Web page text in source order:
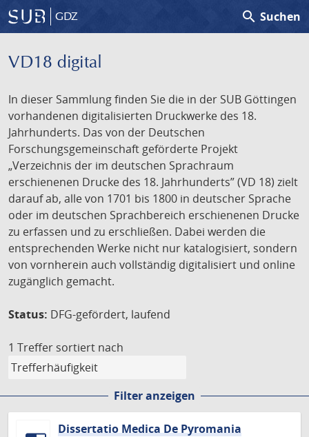
GDZ search Suchen
VD18 digital
In dieser Sammlung finden Sie die in der SUB Göttingen
vorhandenen digitalisierten Druckwerke des 18.
Jahrhunderts. Das von der Deutschen
Forschungsgemeinschaft geförderte Projekt
„Verzeichnis der im deutschen Sprachraum
erschienenen Drucke des 18. Jahrhunderts” (VD 18) zielt
darauf ab, alle von 1701 bis 1800 in deutscher Sprache
oder im deutschen Sprachbereich erschienenen Drucke
zu erfassen und zu erschließen. Dabei werden die
entsprechenden Werke nicht nur katalogisiert, sondern
von vornherein auch vollständig digitalisiert und online
zugänglich gemacht.
Status: DFG-gefördert, laufend
1 Treffer sortiert nach
Filter anzeigen
Dissertatio Medica De Pyromania